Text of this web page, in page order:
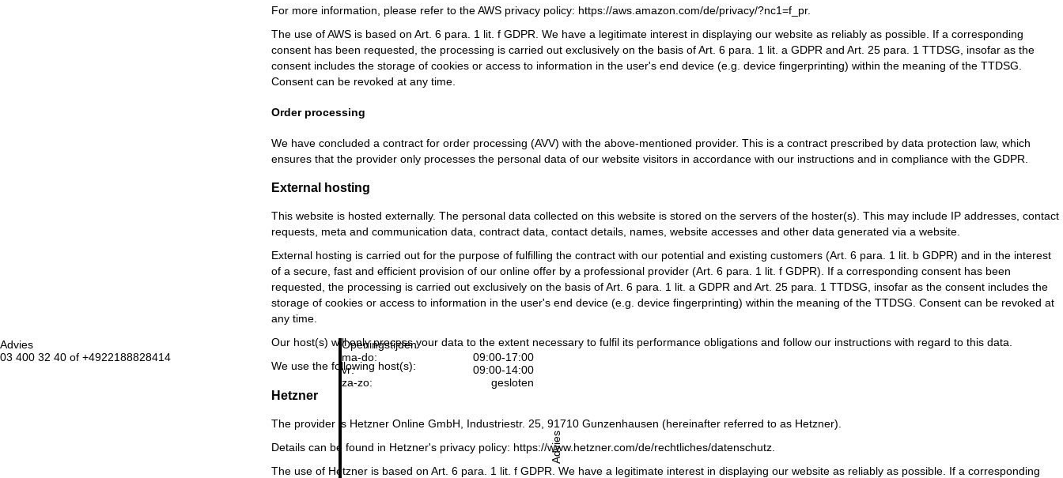
Advies
03 400 32 40 of +4922188828414
Openingstijden
ma-do:
09:00-17:00
vr:
09:00-14:00
za-zo:
gesloten
Advies
For more information, please refer to the AWS privacy policy: https://aws.amazon.com/de/privacy/?nc1=f_pr.
The use of AWS is based on Art. 6 para. 1 lit. f GDPR. We have a legitimate interest in displaying our website as reliably as possible. If a corresponding
consent has been requested, the processing is carried out exclusively on the basis of Art. 6 para. 1 lit. a GDPR and Art. 25 para. 1 TTDSG, insofar as the
consent includes the storage of cookies or access to information in the user's end device (e.g. device fingerprinting) within the meaning of the TTDSG.
Consent can be revoked at any time.
Order processing
We have concluded a contract for order processing (AVV) with the above-mentioned provider. This is a contract prescribed by data protection law, which
ensures that the provider only processes the personal data of our website visitors in accordance with our instructions and in compliance with the GDPR.
External hosting
This website is hosted externally. The personal data collected on this website is stored on the servers of the hoster(s). This may include IP addresses, contact
requests, meta and communication data, contract data, contact details, names, website accesses and other data generated via a website.
External hosting is carried out for the purpose of fulfilling the contract with our potential and existing customers (Art. 6 para. 1 lit. b GDPR) and in the interest
of a secure, fast and efficient provision of our online offer by a professional provider (Art. 6 para. 1 lit. f GDPR). If a corresponding consent has been
requested, the processing is carried out exclusively on the basis of Art. 6 para. 1 lit. a GDPR and Art. 25 para. 1 TTDSG, insofar as the consent includes the
storage of cookies or access to information in the user's end device (e.g. device fingerprinting) within the meaning of the TTDSG. Consent can be revoked at
any time.
Our host(s) will only process your data to the extent necessary to fulfil its performance obligations and follow our instructions with regard to this data.
We use the following host(s):
Hetzner
The provider is Hetzner Online GmbH, Industriestr. 25, 91710 Gunzenhausen (hereinafter referred to as Hetzner).
Details can be found in Hetzner's privacy policy: https://www.hetzner.com/de/rechtliches/datenschutz.
The use of Hetzner is based on Art. 6 para. 1 lit. f GDPR. We have a legitimate interest in displaying our website as reliably as possible. If a corresponding